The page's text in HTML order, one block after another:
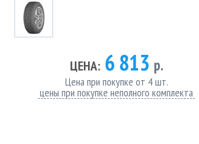
ЦЕНА:6 813 р.
Цена при покупке от 4 шт.
цены при покупке неполного комплекта